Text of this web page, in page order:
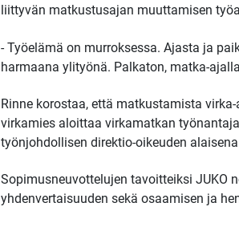
liittyvän matkustusajan muuttamisen
- Työelämä on murroksessa. Ajasta ja
harmaana ylityönä. Palkaton, matka-
Rinne korostaa, että matkustamista
virkamies aloittaa virkamatkan
työnjohdollisen direktio-oikeuden
Sopimusneuvottelujen tavoitteiksi JUKO
yhdenvertaisuuden sekä osaamisen ja